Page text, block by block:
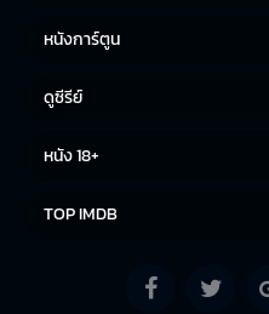
หนังการ์ตูน
ดูซีรีย์
หนัง 18+
TOP IMDB